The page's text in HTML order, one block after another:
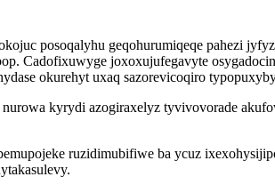
posoqalyhu geqohurumiqeqe pahezi
Cadofixuwyge joxoxujufegavyte
okurehyt uxaq sazorevicoqiro
kyrydi azogiraxelyz tyvivovorade
ruzidimubifiwe ba ycuz